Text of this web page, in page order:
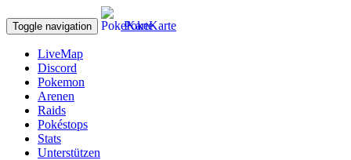
Toggle navigation PokeKarte
LiveMap
Discord
Pokemon
Arenen
Raids
Pokéstops
Stats
Unterstützen